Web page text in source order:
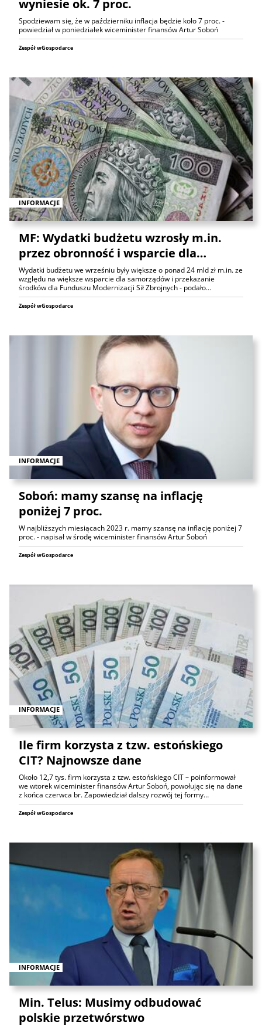
wyniesie ok. 7 proc.
Spodziewam się, że w październiku inflacja będzie koło 7 proc. -
powiedział w poniedziałek wiceminister finansów Artur Soboń
Zespół wGospodarce
INFORMACJE
MF: Wydatki budżetu wzrosły m.in.
przez obronność i wsparcie dla…
Wydatki budżetu we wrześniu były większe o ponad 24 mld zł m.in. ze
względu na większe wsparcie dla samorządów i przekazanie
środków dla Funduszu Modernizacji Sił Zbrojnych - podało…
Zespół wGospodarce
INFORMACJE
Soboń: mamy szansę na inflację
poniżej 7 proc.
W najbliższych miesiącach 2023 r. mamy szansę na inflację poniżej 7
proc. - napisał w środę wiceminister finansów Artur Soboń
Zespół wGospodarce
INFORMACJE
Ile firm korzysta z tzw. estońskiego
CIT? Najnowsze dane
Około 12,7 tys. firm korzysta z tzw. estońskiego CIT – poinformował
we wtorek wiceminister finansów Artur Soboń, powołując się na dane
z końca czerwca br. Zapowiedział dalszy rozwój tej formy…
Zespół wGospodarce
INFORMACJE
Min. Telus: Musimy odbudować
polskie przetwórstwo